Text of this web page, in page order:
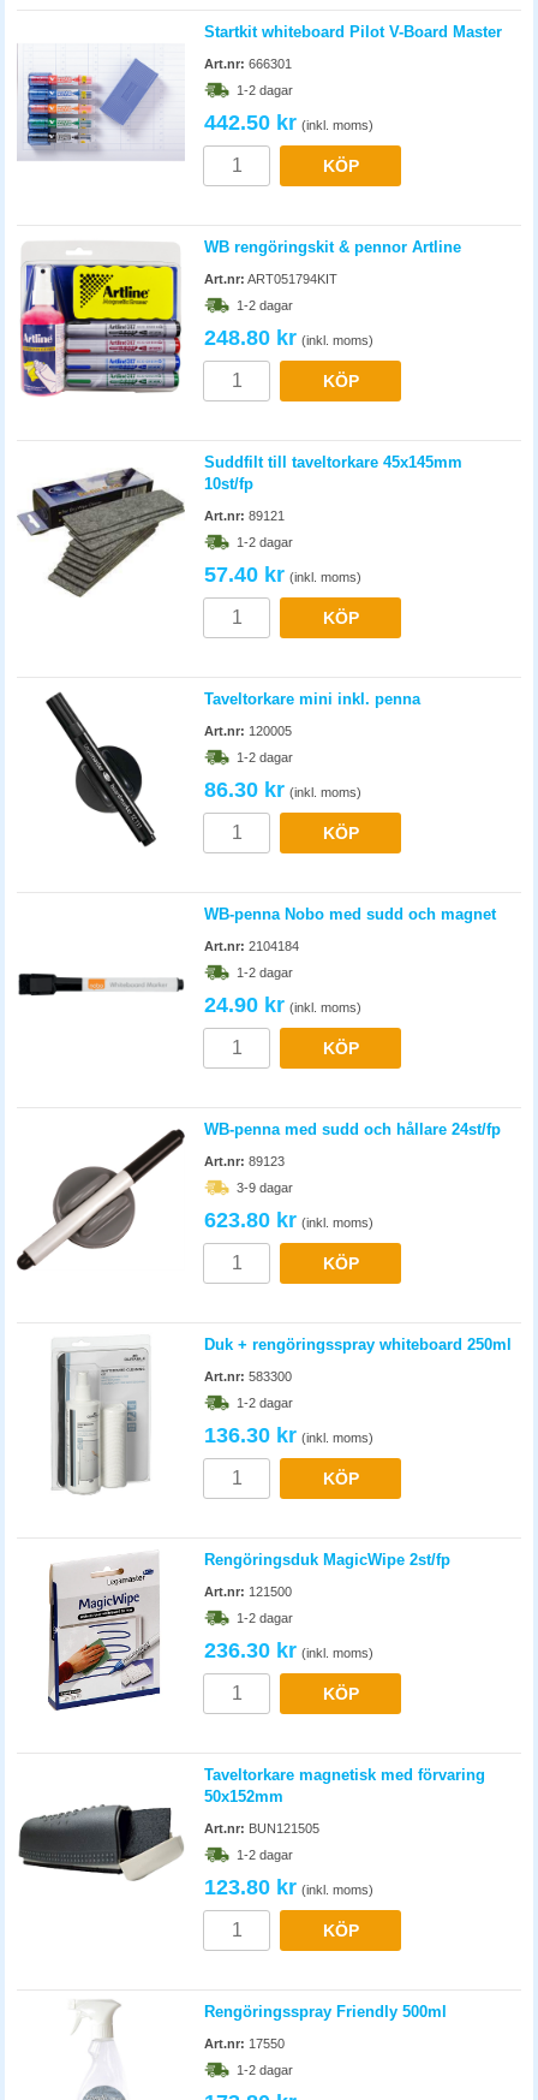
Startkit whiteboard Pilot V-Board Master
Art.nr: 666301
1-2 dagar
442.50 kr (inkl. moms)
KÖP
WB rengöringskit & pennor Artline
Art.nr: ART051794KIT
1-2 dagar
248.80 kr (inkl. moms)
KÖP
Suddfilt till taveltorkare 45x145mm
10st/fp
Art.nr: 89121
1-2 dagar
57.40 kr (inkl. moms)
KÖP
Taveltorkare mini inkl. penna
Art.nr: 120005
1-2 dagar
86.30 kr (inkl. moms)
KÖP
WB-penna Nobo med sudd och magnet
Art.nr: 2104184
1-2 dagar
24.90 kr (inkl. moms)
KÖP
WB-penna med sudd och hållare 24st/fp
Art.nr: 89123
3-9 dagar
623.80 kr (inkl. moms)
KÖP
Duk + rengöringsspray whiteboard 250ml
Art.nr: 583300
1-2 dagar
136.30 kr (inkl. moms)
KÖP
Rengöringsduk MagicWipe 2st/fp
Art.nr: 121500
1-2 dagar
236.30 kr (inkl. moms)
KÖP
Taveltorkare magnetisk med förvaring
50x152mm
Art.nr: BUN121505
1-2 dagar
123.80 kr (inkl. moms)
KÖP
Rengöringsspray Friendly 500ml
Art.nr: 17550
1-2 dagar